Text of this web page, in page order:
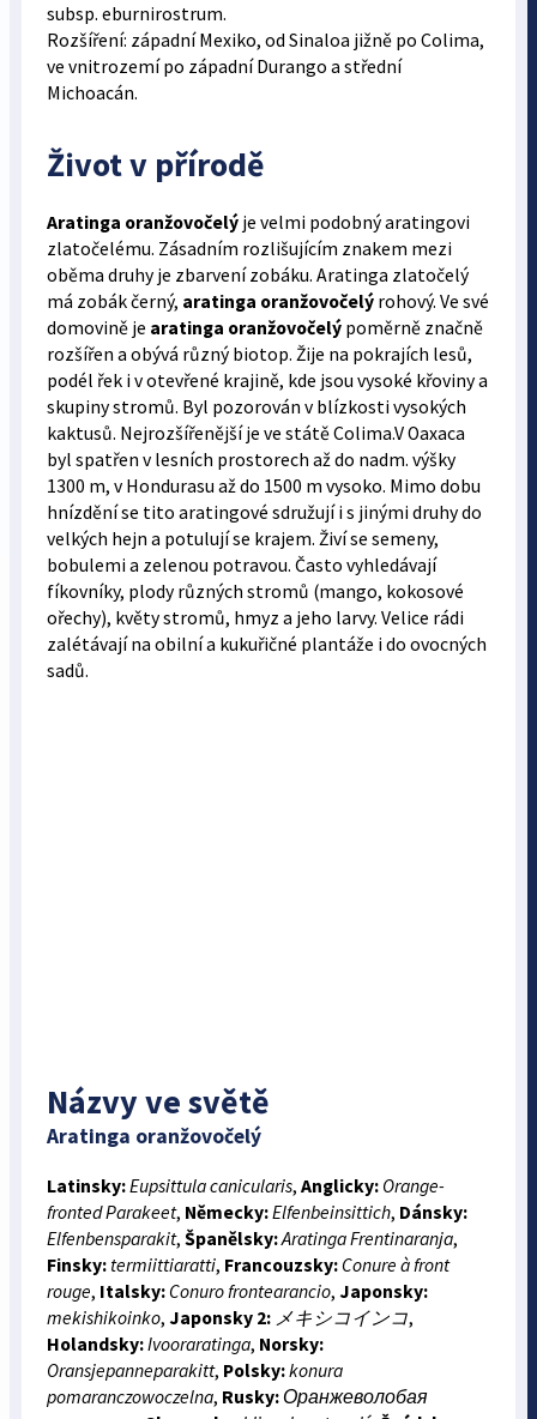
subsp. eburnirostrum.
Rozšíření: západní Mexiko, od Sinaloa jižně po Colima,
ve vnitrozemí po západní Durango a střední
Michoacán.
Život v přírodě
Aratinga oranžovočelýje velmi podobný aratingovi
zlatočelému. Zásadním rozlišujícím znakem mezi
oběma druhy je zbarvení zobáku. Aratinga zlatočelý
má zobák černý, aratinga oranžovočelýrohový. Ve své
domovině je aratinga oranžovočelýpoměrně značně
rozšířen a obývá různý biotop. Žije na pokrajích lesů,
podél řek i v otevřené krajině, kde jsou vysoké křoviny a
skupiny stromů. Byl pozorován v blízkosti vysokých
kaktusů. Nejrozšířenější je ve státě Colima.V Oaxaca
byl spatřen v lesních prostorech až do nadm. výšky
1300 m, v Hondurasu až do 1500 m vysoko. Mimo dobu
hnízdění se tito aratingové sdružují i s jinými druhy do
velkých hejn a potulují se krajem. Živí se semeny,
bobulemi a zelenou potravou. Často vyhledávají
fíkovníky, plody různých stromů (mango, kokosové
ořechy), květy stromů, hmyz a jeho larvy. Velice rádi
zalétávají na obilní a kukuřičné plantáže i do ovocných
sadů.
Názvy ve světě
Aratinga oranžovočelý
Latinsky:Eupsittula canicularis, Anglicky: Orange-
fronted Parakeet, Německy:Elfenbeinsittich, Dánsky:
Elfenbensparakit, Španělsky:Aratinga Frentinaranja,
Finsky: termiittiaratti, Francouzsky: Conure à front
rouge, Italsky: Conuro frontearancio, Japonsky:
mekishikoinko, Japonsky 2: メキシコインコ,
Holandsky:Ivooraratinga, Norsky:
Oransjepanneparakitt, Polsky:konura
pomaranczowoczelna, Rusky:Оранжеволобая